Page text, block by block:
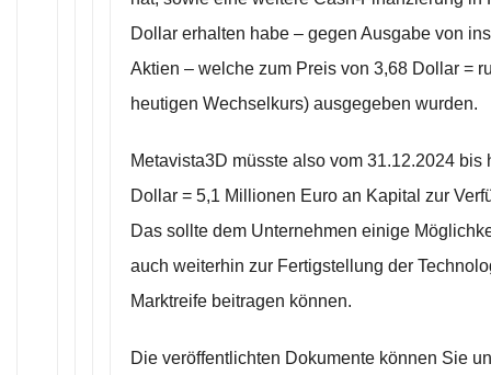
Dollar erhalten habe – gegen Ausgabe von
Aktien – welche zum Preis von 3,68 Dollar =
heutigen Wechselkurs) ausgegeben wurden.
Metavista3D müsste also vom 31.12.2024 bis
Dollar = 5,1 Millionen Euro an Kapital zur
Das sollte dem Unternehmen einige
auch weiterhin zur Fertigstellung der
Marktreife beitragen können.
Die veröffentlichten Dokumente können Sie